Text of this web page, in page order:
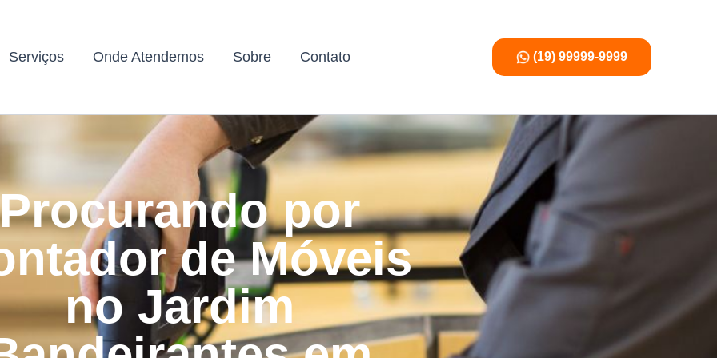
Serviços Onde Atendemos Sobre Contato (19) 99999-9999
por
de Móveis
no Jardim